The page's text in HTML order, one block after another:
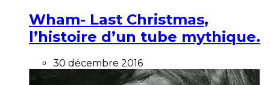
Wham- Last Christmas,
l’histoire d’un tube mythique.
30 décembre 2016